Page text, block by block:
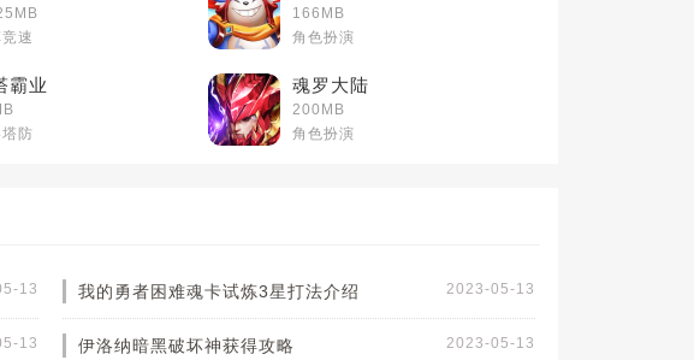
速
166MB
角色扮演
霸业
防
魂罗大陆
200MB
角色扮演
13 我的勇者困难魂卡试炼3星打法介绍 2023-05-13
13 伊洛纳暗黑破坏神获得攻略 2023-05-13